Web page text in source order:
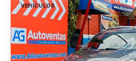
VEHÍCULOS